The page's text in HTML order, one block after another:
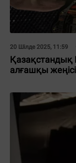
20 Шілде 2025, 11:59
Қазақстандық
алғашқы